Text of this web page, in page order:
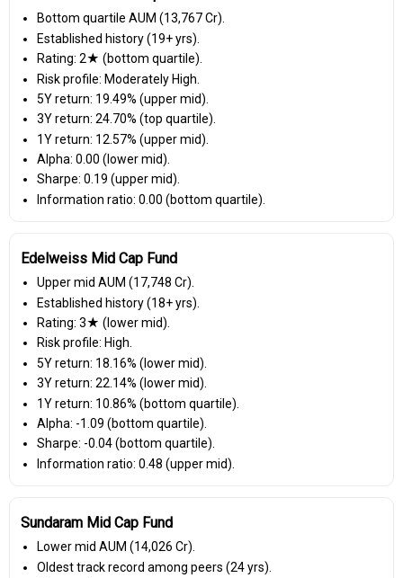
Bottom quartile AUM (₹13,767 Cr).
Established history (19+ yrs).
Rating: 2★ (bottom quartile).
Risk profile: Moderately High.
5Y return: 19.49% (upper mid).
3Y return: 24.70% (top quartile).
1Y return: 12.57% (upper mid).
Alpha: 0.00 (lower mid).
Sharpe: 0.19 (upper mid).
Information ratio: 0.00 (bottom quartile).
Edelweiss Mid Cap Fund
Upper mid AUM (₹17,748 Cr).
Established history (18+ yrs).
Rating: 3★ (lower mid).
Risk profile: High.
5Y return: 18.16% (lower mid).
3Y return: 22.14% (lower mid).
1Y return: 10.86% (bottom quartile).
Alpha: -1.09 (bottom quartile).
Sharpe: -0.04 (bottom quartile).
Information ratio: 0.48 (upper mid).
Sundaram Mid Cap Fund
Lower mid AUM (₹14,026 Cr).
Oldest track record among peers (24 yrs).